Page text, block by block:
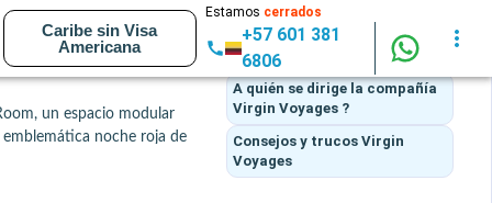
Caribe sin Visa
Americana
Estamos cerrados
+57 601 381
6806
clientela en busca de
de estudios de renombre
un espacio modular
noche roja de
únicos como la presencia
Lo que piensan los clientes
Virgin Voyages
A quién se dirige la compañía
Virgin Voyages ?
Consejos y trucos Virgin
Voyages